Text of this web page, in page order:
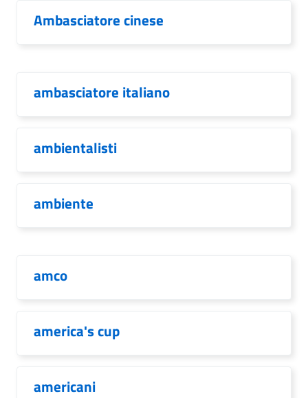
Ambasciatore cinese
ambasciatore italiano
ambientalisti
ambiente
amco
america's cup
americani